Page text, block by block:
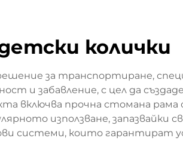
колички
за транспортиране,
и забавление, с цел да
включва прочна стомана рама
използване, запазвайки
системи, които гарантират